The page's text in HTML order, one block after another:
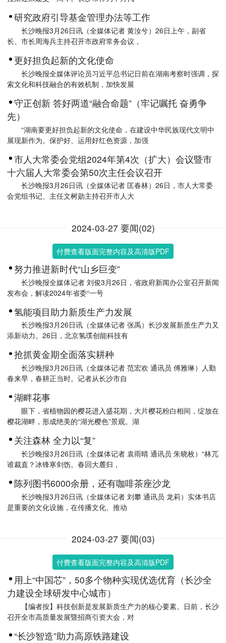
研究政府引导基金管理办法等工作
长沙晚报3月26日讯（全媒体记者 黄汝兮）26日上午，副省
长、市长周海兵主持召开市政府常务会议，
更好担负起新的文化使命
长沙晚报全媒体评论员习近平总书记日前在湖南考察时强调，探
索文化和科技融合的有效机制，加快发展
守正创新 答好两道“融合命题”（牢记嘱托 奋勇争
先）
“湖南要更好担负起新的文化使命，在建设中华民族现代文明中
展现新作为。保护好、运用好红色资源，加强
市人大常委会党组2024年第4次（扩大）会议暨市
十六届人大常委会第50次主任会议召开
长沙晚报3月26日讯（全媒体记者 匡春林）26日，市人大常委
会党组书记、主任文树勋主持召开市人大
2024-03-27 要闻(02)
付费查看版面完整内容及高清版PDF
努力推进新时代“山乡巨变”
长沙晚报全媒体记者 刘俊3月26日，省政府新闻办公室召开新闻
发布会，解读2024年省委“一号
氢能项目助力新质生产力发展
长沙晚报3月26日讯（全媒体记者 张禹）长沙发展新质生产力又
添新动力。26日，北京氢璞创能科技有
抢抓黄金期全面落实耕种
长沙晚报3月26日讯（全媒体记者 范宏欢 通讯员 傅雅琳）人勤
春来早，春耕正当时。记者从长沙市自
湖畔花事
眼下，省植物园的樱花进入盛花期，大片樱花粉白相间，绽放在
樱花湖畔，形成绝美的“湖光樱色”景观。湖
关注森林 全力以“复”
长沙晚报3月26日讯（全媒体记者 袁雨晴 通讯员 朱晓枚）“林兀
谁裁直？冰锋寒剑饬。春回大麓归，
陈列图书6000余册，还有咖啡茶座沙龙
长沙晚报3月26日讯（全媒体记者 刘攀 通讯员 龙莉）实体书店
是重要的文化设施，在传播文化、推动
2024-03-27 要闻(03)
付费查看版面完整内容及高清版PDF
用上“中国芯”，50多个物种实现优选优育（长沙全
力建设全球研发中心城市）
【编者按】科技创新是发展新质生产力的核心要素。日前，长沙
召开全市高质量发展暨招商引资大会，对
“长沙智造”助力高原铁路建设